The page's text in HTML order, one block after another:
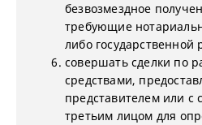
безвозмездное
требующие
либо государственной
совершать сделки по
средствами,
представителем или с
третьим лицом для